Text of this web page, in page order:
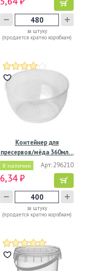
за штуку
(продается кратно коробкам)
Контейнер для
пресервов/мёда 360мл…
В наличии Арт: 296210
6,34 ₽
за штуку
(продается кратно коробкам)